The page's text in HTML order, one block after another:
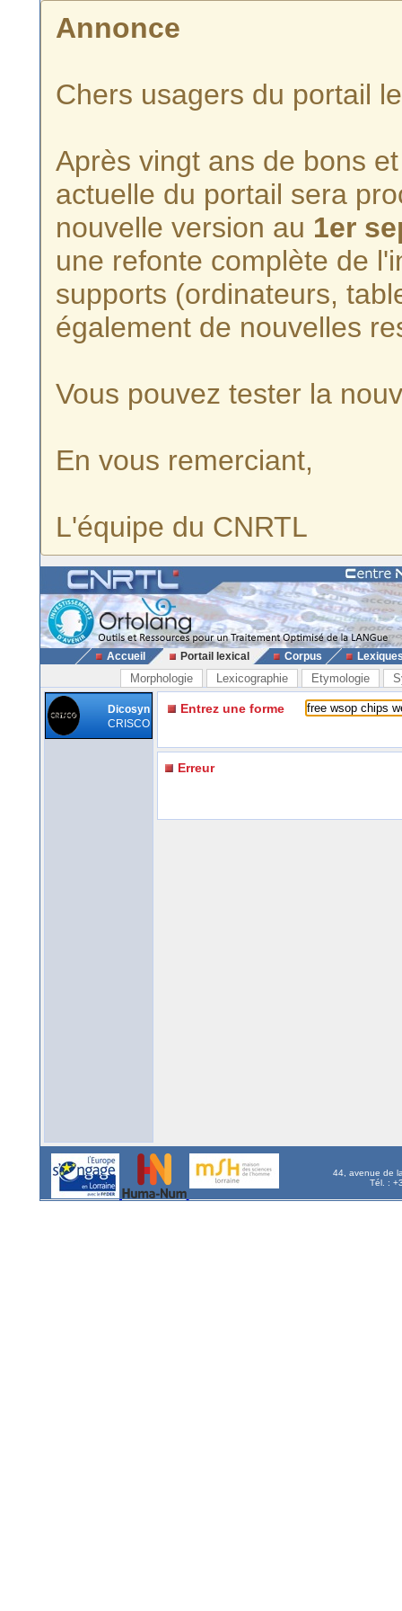
Annonce
Chers usagers du portail
Après vingt ans de bons
actuelle du portail sera
nouvelle version au 1er
une refonte complète de
supports (ordinateurs,
également de nouvelles
Vous pouvez tester la
En vous remerciant,
L'équipe du CNRTL
Accueil Portail lexical Corpus
Morphologie Lexicographie Etymologie
Dicosyn
CRISCO
Entrez une forme
Erreur
44, avenue de
Tél. :